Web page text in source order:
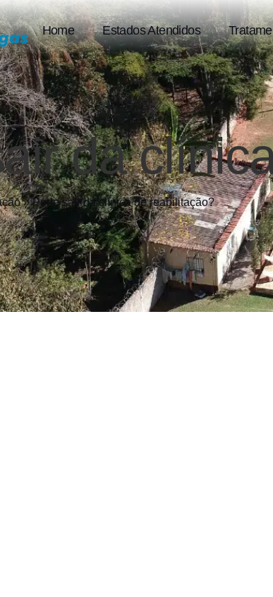
Home Estados Atendidos
da
»Pode sair da clínica de reabilitação?